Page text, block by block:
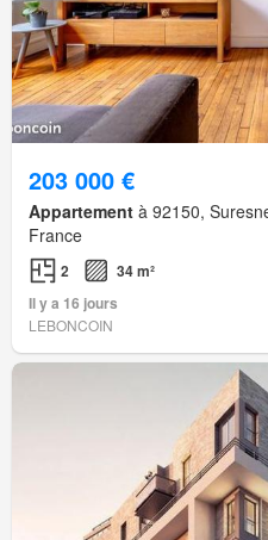
203 000 €
Appartement à 92150,
France
2
34 m²
Il y a 16 jours
LEBONCOIN